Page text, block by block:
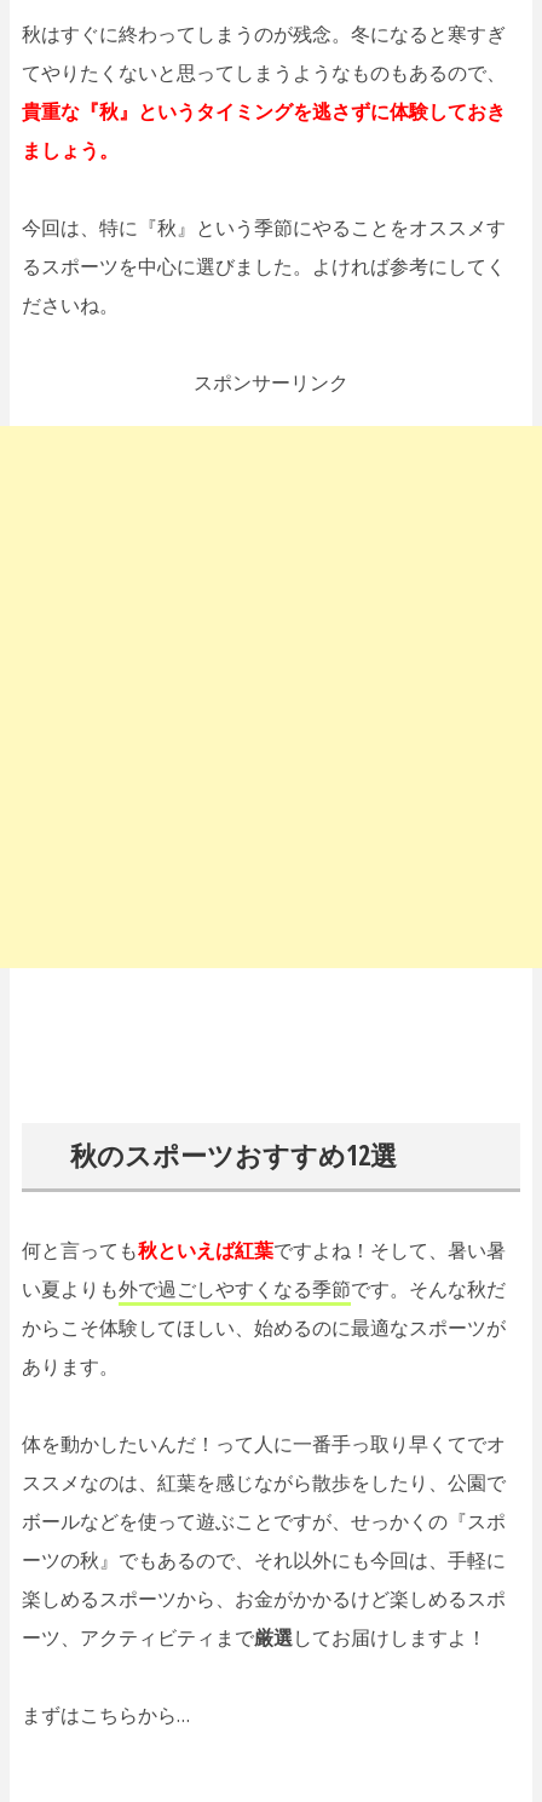
秋はすぐに終わってしまうのが残念。冬になると寒すぎ
てやりたくないと思ってしまうようなものもあるので、
貴重な『秋』というタイミングを逃さずに体験しておき
ましょう。
今回は、特に『秋』という季節にやることをオススメす
るスポーツを中心に選びました。よければ参考にしてく
ださいね。
スポンサーリンク
秋のスポーツおすすめ12選
何と言っても秋といえば紅葉ですよね！そして、暑い暑
い夏よりも外で過ごしやすくなる季節です。そんな秋だ
からこそ体験してほしい、始めるのに最適なスポーツが
あります。
体を動かしたいんだ！って人に一番手っ取り早くてでオ
ススメなのは、紅葉を感じながら散歩をしたり、公園で
ボールなどを使って遊ぶことですが、せっかくの『スポ
ーツの秋』でもあるので、それ以外にも今回は、手軽に
楽しめるスポーツから、お金がかかるけど楽しめるスポ
ーツ、アクティビティまで厳選してお届けしますよ！
まずはこちらから…